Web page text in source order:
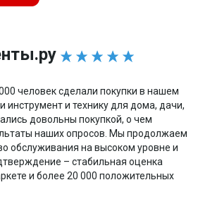
человек сделали покупки в нашем
инструмент и технику для дома, дачи,
довольны покупкой, о чем
наших опросов. Мы продолжаем
обслуживания на высоком уровне и
– стабильная оценка
и более 20 000 положительных